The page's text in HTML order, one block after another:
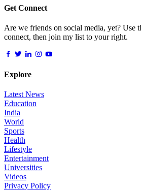
Get Connect
Are we friends on social media, yet? Use
connect, then join my list to your right.
Explore
Latest News
Education
India
World
Sports
Health
Lifestyle
Entertainment
Universities
Videos
Privacy Policy